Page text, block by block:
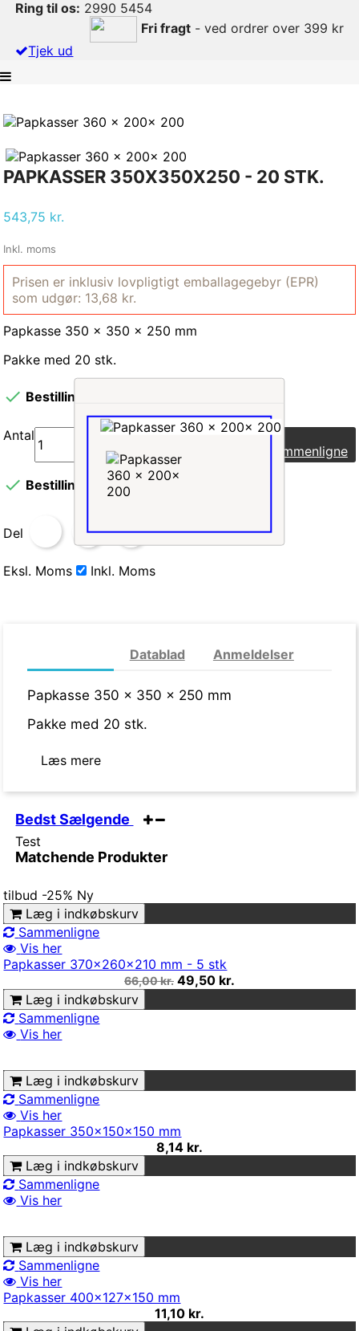
Ring til os: 2990 5454
Fri fragt- ved ordrer over 399 kr
Tjek ud
PAPKASSER 350X350X250 - 20 STK.
543,75 kr.
Inkl. moms
Prisen er inklusiv lovpligtigt emballagegebyr (EPR)
som udgør: 13,68 kr.
Papkasse 350 x 350 x 250 mm
Pakke med 20 stk.
 Bestillings vare, 10 - 14 dages levering.
Antal
Sammenligne
 Bestillings vare, 10 - 14 dages levering.
Del
Eksl. Moms Inkl. Moms
Datablad Anmeldelser
Papkasse 350 x 350 x 250 mm
Pakke med 20 stk.
Læs mere
Bedst Sælgende
Test
Matchende Produkter
tilbud -25% Ny
Læg i indkøbskurv
Sammenligne
Vis her
Papkasser 370x260x210 mm - 5 stk
66,00 kr. 49,50 kr.
Læg i indkøbskurv
Sammenligne
Vis her
Læg i indkøbskurv
Sammenligne
Vis her
Papkasser 350x150x150 mm
8,14 kr.
Læg i indkøbskurv
Sammenligne
Vis her
Læg i indkøbskurv
Sammenligne
Vis her
Papkasser 400x127x150 mm
11,10 kr.